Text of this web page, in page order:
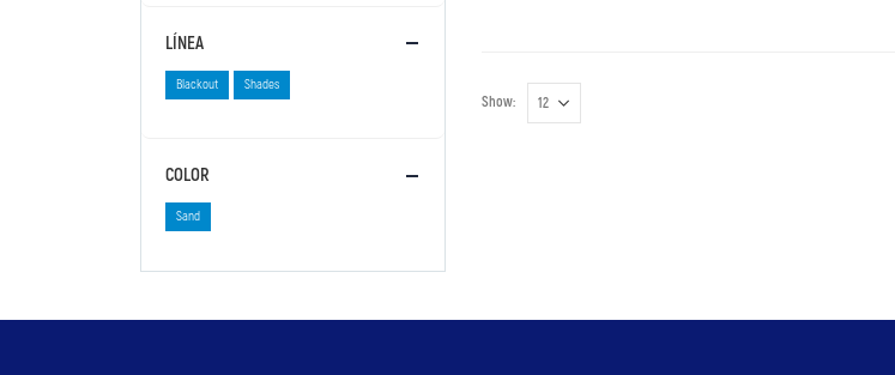
Show:
LÍNEA
Blackout Shades
COLOR
Sand